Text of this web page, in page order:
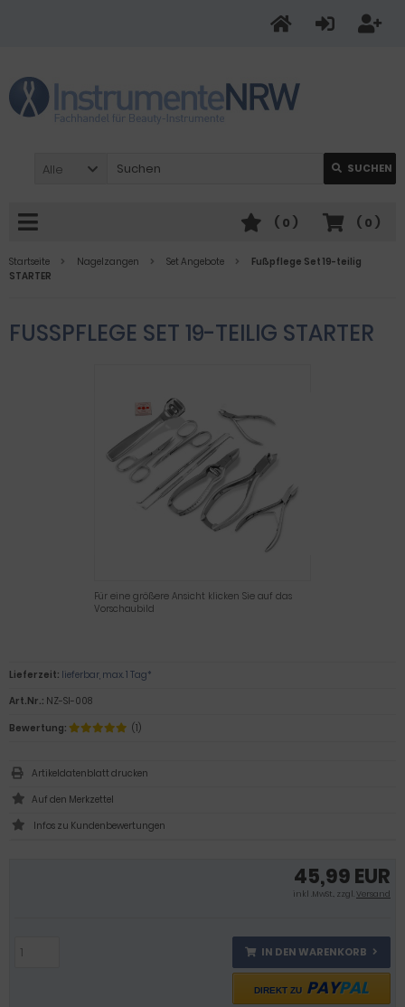
Alle SUCHEN
( 0 )
( 0 )
Startseite Nagelzangen Set Angebote
Fußpflege Set 19-teilig
STARTER
FUSSPFLEGE SET 19-TEILIG STARTER
Für eine größere Ansicht klicken Sie auf das
Vorschaubild
45,99 EUR
inkl .MwSt., zzgl.Versand
IN DEN WARENKORB
DIREKT ZU PAYPAL
Lieferzeit: lieferbar, max. 1 Tag*
Art.Nr.: NZ-SI-008
Bewertung:
(1)
Artikeldatenblatt drucken
Infos zu Kundenbewertungen